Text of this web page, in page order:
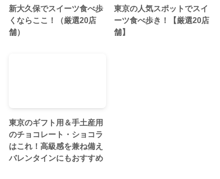
新大久保でスイーツ食べ歩
くならここ！（厳選20店
舗）
東京の人気スポットでスイ
ーツ食べ歩き！【厳選20店
舗】
東京のギフト用＆手土産用
のチョコレート・ショコラ
はこれ！高級感を兼ね備え
バレンタインにもおすすめ